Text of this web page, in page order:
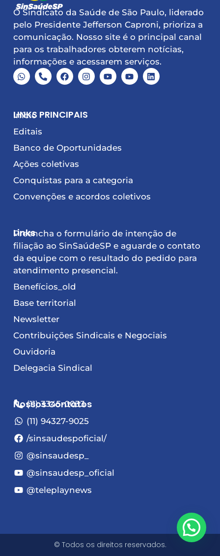
O Sindicato da Saúde de São Paulo, liderado
pelo Presidente Jefferson Caproni, prioriza a
comunicação. Nosso site é o principal canal
para os trabalhadores obterem notícias,
informações e acessarem serviços.
LINKS PRINCIPAIS
Início
Editais
Banco de Oportunidades
Ações coletivas
Conquistas para a categoria
Convenções e acordos coletivos
Links
Preencha o formulário de intenção de
filiação ao SinSaúdeSP e aguarde o contato
da equipe com o resultado do pedido para
atendimento presencial.
Benefícios_old
Base territorial
Newsletter
Contribuições Sindicais e Negociais
Ouvidoria
Delegacia Sindical
Nossos Contatos
(11) 3345-0033
(11) 94327-9025
/sinsaudespoficial/
@sinsaudesp_
@sinsaudesp_oficial
@teleplaynews
© Todos os direitos reservados.